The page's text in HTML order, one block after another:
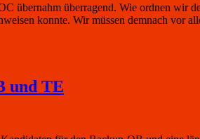
übernahm überragend. Wie ordnen wir
konnte. Wir müssen demnach vor
und TE